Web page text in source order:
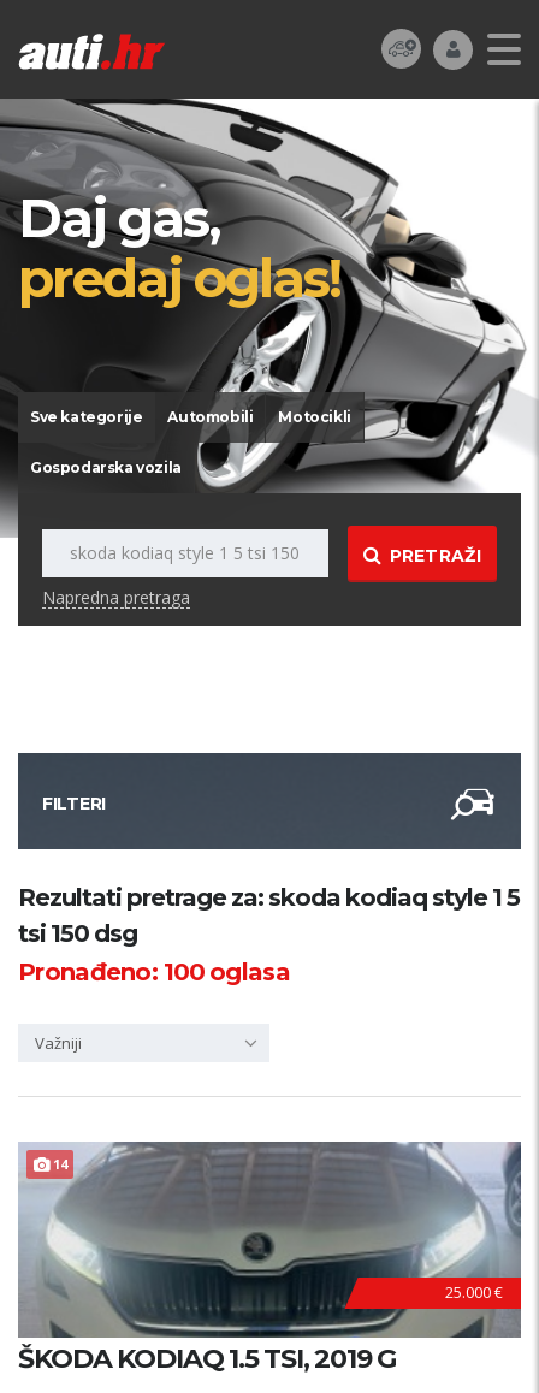
Daj gas,
predaj oglas!
Sve kategorije Automobili Motocikli
Gospodarska vozila
PRETRAŽI
Napredna pretraga
FILTERI
Kategorija
Županija
Rezultati pretrage za: skoda kodiaq style 1 5
tsi 150 dsg
Pronađeno: 100oglasa
Važniji
14
25.000 €
ŠKODA KODIAQ 1.5 TSI, 2019 G